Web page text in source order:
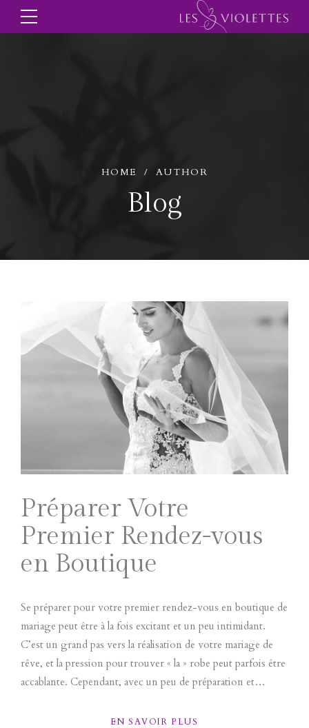
HOME AUTHOR
Blog
Préparer Votre
Premier Rendez-vous
en Boutique
Se préparer pour votre premier rendez-vous en boutique de
mariage peut être à la fois excitant et un peu intimidant.
C’est un grand pas vers la réalisation de votre mariage de
rêve, et la pression pour trouver « la » robe peut parfois être
accablante. Cependant, avec un peu de préparation et
EN SAVOIR PLUS